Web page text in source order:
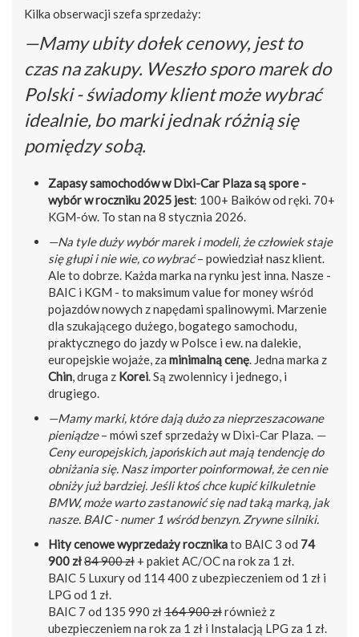
Kilka obserwacji szefa sprzedaży:
—Mamy ubity dołek cenowy, jest to
czas na zakupy. Weszło sporo marek do
Polski - świadomy klient może wybrać
idealnie, bo marki jednak różnią się
pomiędzy sobą.
Zapasy samochodów w Dixi-Car Plaza są spore -
wybór w roczniku 2025 jest: 100+ Baików od ręki. 70+
KGM-ów. To stan na 8 stycznia 2026.
—Na tyle duży wybór marek i modeli, że człowiek staje
się głupi i nie wie, co wybrać– powiedział nasz klient.
Ale to dobrze. Każda marka na rynku jest inna. Nasze -
BAIC i KGM - to maksimum value for money wśród
pojazdów nowych z napędami spalinowymi. Marzenie
dla szukającego dużego, bogatego samochodu,
praktycznego do jazdy w Polsce i ew. na dalekie,
europejskie wojaże, za minimalną cenę. Jedna marka z
Chin, druga z Korei. Są zwolennicy i jednego, i
drugiego.
—Mamy marki, które dają dużo za nieprzeszacowane
pieniądze– mówi szef sprzedaży w Dixi-Car Plaza. —
Ceny europejskich, japońskich aut mają tendencję do
obniżania się. Nasz importer poinformował, że cen nie
obniży już bardziej. Jeśli ktoś chce kupić kilkuletnie
BMW, może warto zastanowić się nad taką marką, jak
nasze. BAIC - numer 1 wśród benzyn. Zrywne silniki.
Hity cenowe wyprzedaży rocznikato BAIC 3 od 74
900 zł84 900 zł + pakiet AC/OC na rok za 1 zł.
BAIC 5 Luxury od 114 400 z ubezpieczeniem od 1 zł i
LPG od 1 zł.
BAIC 7 od 135 990 zł164 900 złrównież z
ubezpieczeniem na rok za 1 zł i Instalacją LPG za 1 zł.